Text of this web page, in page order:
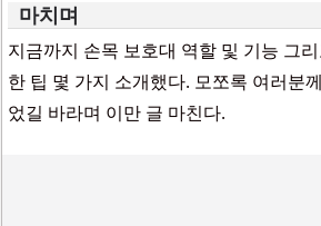
마치며
지금까지 손목 보호대 역할 및 기능 그
한 팁 몇 가지 소개했다. 모쪼록 여러분
었길 바라며 이만 글 마친다.